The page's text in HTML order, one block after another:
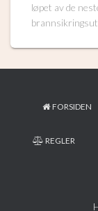
løpet av de
FORSIDEN
REGLER